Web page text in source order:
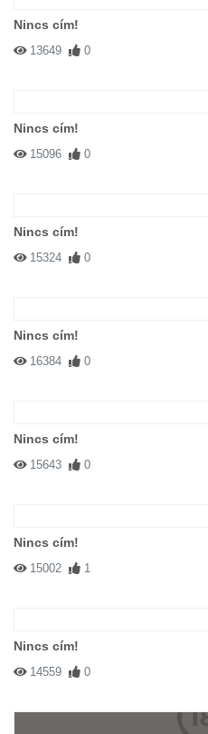
Nincs cím!
13649 0
Nincs cím!
15096 0
Nincs cím!
15324 0
Nincs cím!
16384 0
Nincs cím!
15643 0
Nincs cím!
15002 1
Nincs cím!
14559 0